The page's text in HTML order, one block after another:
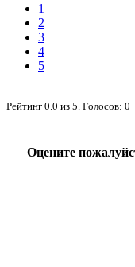
1
2
3
4
5
Рейтинг 0.0 из 5 . Голосов: 0
Оцените